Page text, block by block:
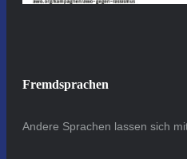
Fremdsprachen
Andere Sprachen lassen sich